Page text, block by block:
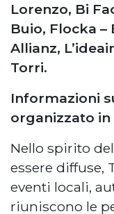
Lorenzo, Bi
Buio, Flocka –
Allianz,
Torri.
Informazioni
organizzato
Nello spirito
essere diffuse,
eventi locali,
riuniscono le